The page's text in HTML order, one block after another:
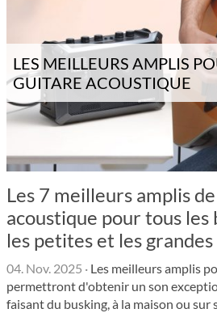
LES MEILLEURS AMPLIS
GUITARE ACOUSTIQUE
Les 7 meilleurs amplis
acoustique pour tous les
les petites et les grandes
04. Nov. 2025 · Les meilleurs amplis
permettront d'obtenir un son
faisant du busking, à la maison ou sur